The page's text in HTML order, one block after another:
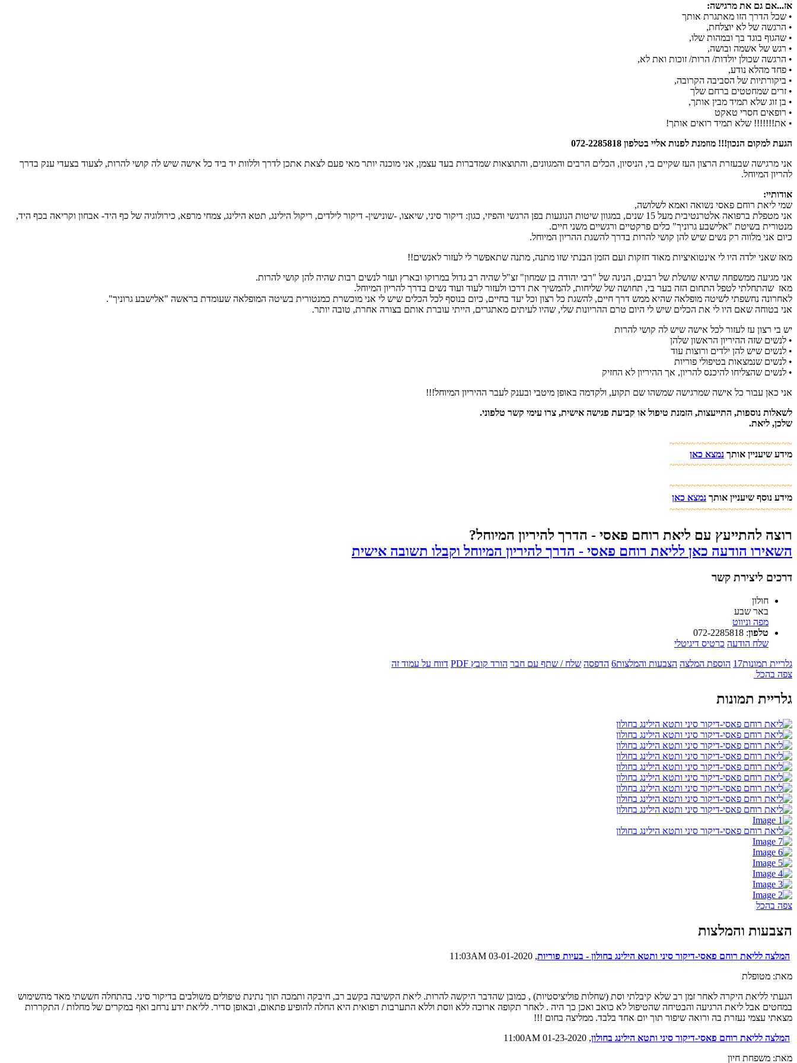
אז...אם גם את מרגישה:
• שכל הדרך הזו מאתגרת אותך
• הרגשה של לא יוצלחת,
• שהגוף בוגד בך ובמהות שלו,
• רגש של אשמה ובושה,
• הרגשה שכולן יולדות/ הרות/ זוכות ואת לא,
• פחד מהלא נודע,
• ביקורתיות של הסביבה הקרובה,
• זרים שמחטטים ברחם שלך
• בן זוג שלא תמיד מבין אותך,
• רופאים חסרי טאקט
• את!!!!!!! שלא תמיד רואים אותך!
הגעת למקום הנכון!!! מוזמנת לפנות אליי בטלפון 072-2285818
אני מרגישה שבעזרת הרצון העז שקיים בי, הניסיון, הכלים הרבים והמגוונים, והתוצאות שמדברות בעד עצמן, אני מוכנה יותר מאי פעם לצאת אתכן לדרך וללוות יד ביד כל אישה שיש לה קושי להרות, לצעוד בצעדי ענק בדרך
להריון המיוחל.
אודותיי:
שמי ליאת רוחם פאסי נשואה ואמא לשלושה,
אני מטפלת ברפואה אלטרנטיבית מעל 15 שנים, במגוון שיטות הנוגעות בפן הרגשי והפיזי, כגון: דיקור סיני, שיאצו, -שונישין- דיקור לילדים, ריקול הילינג, תטא הילינג, צמחי מרפא, כירולוגיה של כף היד- אבחון וקריאה בכף היד,
מנטורית בשיטת "אלישבע גרוניך" כלים פרקטיים ורגשיים משני חיים.
כיום אני מלווה רק נשים שיש להן קושי להרות בדרך להשגת ההריון המיוחל.
מאז שאני ילדה היו לי אינטואיציות מאוד חזקות ועם הזמן הבנתי שזו מתנה, מתנה שתאפשר לי לעזור לאנשים!!
אני מגיעה ממשפחה שהיא שושלת של רבנים, הנינה של "רבי יהודה בן שמחון" זצ"ל שהיה רב גדול במרוקו ובארץ ועזר לנשים רבות שהיה להן קושי להרות.
מאז שהתחלתי לטפל התחום הזה בער בי, תחושה של שליחות, להמשיך את דרכו ולעזור לעוד ועוד נשים בדרך להריון המיוחל.
לאחרונה נחשפתי לשיטה מופלאה שהיא ממש דרך חיים, להשגת כל רצון וכל יעד בחיים, כיום בנוסף לכל הכלים שיש לי אני מוכשרת כמנטורית בשיטה המופלאה שעומדת בראשה "אלישבע גרוניך".
אני בטוחה שאם היו לי את הכלים שיש לי היום טרם ההריונות שלי, שהיו לעיתים מאתגרים, הייתי עוברת אותם בצורה אחרת, טובה יותר.
יש בי רצון עז לעזור לכל אישה שיש לה קושי להרות
• לנשים שזה ההיריון הראשון שלהן
• לנשים שיש להן ילדים ורוצות עוד
• לנשים שנמצאות בטיפולי פוריות
• לנשים שהצליחו להיכנס להריון, אך ההיריון לא החזיק
אני כאן עבור כל אישה שמרגישה שמשהו שם תקוע, ולקדמה באופן מיטבי ובענק לעבר ההיריון המיוחל!!!
לשאלות נוספות, התייעצות, הזמנת טיפול או קביעת פגישה אישית, צרו עימי קשר טלפוני.
שלכן, ליאת.
~~~~~~~~~~~~~~~~~~~~~~~
מידע שיעניין אותך נמצא כאן
~~~~~~~~~~~~~~~~~~~~~~~
~~~~~~~~~~~~~~~~~~~~~~~
מידע נוסף שיעניין אותך נמצא כאן
~~~~~~~~~~~~~~~~~~~~~~~
רוצה להתייעץ עם ליאת רוחם פאסי - הדרך להיריון המיוחל?
השאירו הודעה כאן לליאת רוחם פאסי - הדרך להיריון המיוחל וקבלו תשובה אישית
דרכים ליצירת קשר
חולון
באר שבע
מפה וניווט
טלפון:
072-2285818
שלח הודעה כרטיס דיגיטלי
גלריית תמונות17 הוספת המלצה הצבעות והמלצות6 הדפסה שלח / שתף עם חבר הורד קובץ PDF
דווח על עמוד זה
צפה בהכל
גלריית תמונות
צפה בהכל
הצבעות והמלצות
המלצה לליאת רוחם פאסי-דיקור סיני ותטא הילינג בחולון - בעיות פוריות, 03-01-2020 11:03AM
מאת: מטופלת
הגעתי לליאת היקרה לאחר זמן רב שלא קיבלתי וסת (שחלות פוליציסטיות) , כמובן שהדבר היקשה להרות. ליאת הקשיבה בקשב רב, חיבקה ותמכה תוך נתינת טיפולים משולבים בדיקור סיני. בהתחלה חששתי מאד מהשימוש
במחטים אבל ליאת הרגיעה והבטיחה שהטיפול לא כואב ואכן כך היה . לאחר תקופה ארוכה ללא ווסת וללא התערבות רפואית היא החלה להופיע פתאום, ובאופן סדיר. לליאת ידע נרחב ואף במקרים של מחלות / התקררות
מצאתי עצמי נעזרת בה ורואה שיפור תוך יום אחד בלבד. ממליצה בחום !!!
המלצה לליאת רוחם פאסי-דיקור סיני ותטא הילינג בחולון, 01-23-2020 11:00AM
מאת: משפחת חיון